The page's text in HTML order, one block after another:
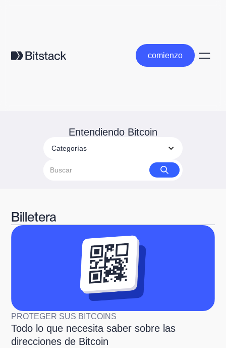
comienzo
comienzo
Entendiendo Bitcoin
Categorías
Billetera
PROTEGER SUS BITCOINS
Todo lo que necesita saber sobre las
direcciones de Bitcoin